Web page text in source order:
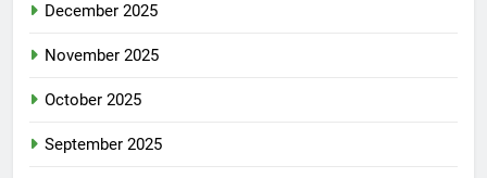
December 2025
November 2025
October 2025
September 2025